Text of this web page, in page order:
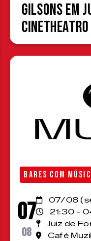
Gilsons em
BARES COM
07
08
07/08
21:30 -
Juiz de
Café